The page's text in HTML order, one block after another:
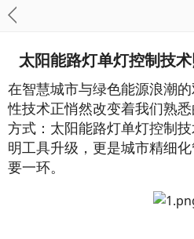
太阳能路灯单灯控制技
在智慧城市与绿色能源浪潮
性技术正悄然改变着我们熟
方式：太阳能路灯单灯控制
明工具升级，更是城市精细
要一环。